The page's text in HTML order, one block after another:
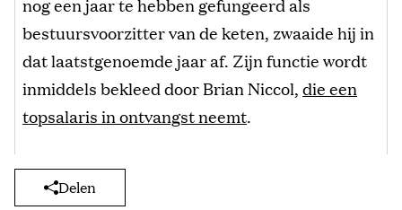
nog een jaar te hebben gefungeerd als
bestuursvoorzitter van de keten, zwaaide hij in
dat laatstgenoemde jaar af. Zijn functie wordt
inmiddels bekleed door Brian Niccol,die een
topsalaris in ontvangst neemt.
Delen